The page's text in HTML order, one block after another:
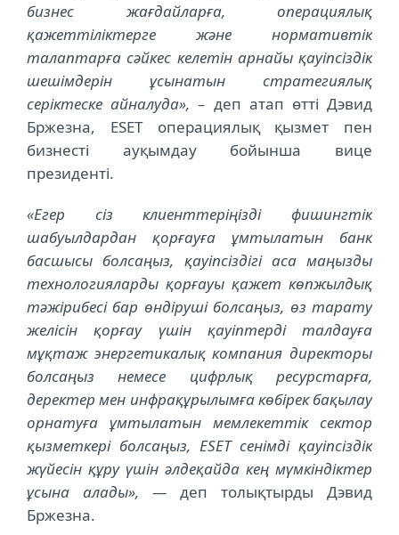
бизнес жағдайларға, операциялық
қажеттіліктерге және нормативтік
талаптарға сәйкес келетін арнайы қауіпсіздік
шешімдерін ұсынатын стратегиялық
серіктеске айналуда», – деп атап өтті Дэвид
Бржезна, ESET операциялық қызмет пен
бизнесті ауқымдау бойынша вице
президенті.
«Егер сіз клиенттеріңізді фишингтік
шабуылдардан қорғауға ұмтылатын банк
басшысы болсаңыз, қауіпсіздігі аса маңызды
технологияларды қорғауы қажет көпжылдық
тәжірибесі бар өндіруші болсаңыз, өз тарату
желісін қорғау үшін қауіптерді талдауға
мұқтаж энергетикалық компания директоры
болсаңыз немесе цифрлық ресурстарға,
деректер мен инфрақұрылымға көбірек бақылау
орнатуға ұмтылатын мемлекеттік сектор
қызметкері болсаңыз, ESET сенімді қауіпсіздік
жүйесін құру үшін әлдеқайда кең мүмкіндіктер
ұсына алады», — деп толықтырды Дэвид
Бржезна.